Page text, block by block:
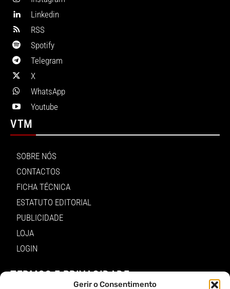
Gerir o Consentimento
Linkedin
RSS
Spotify
Telegram
X
WhatsApp
Youtube
VTM
SOBRE NÓS
CONTACTOS
FICHA TÉCNICA
ESTATUTO EDITORIAL
PUBLICIDADE
LOJA
LOGIN
TERMOS E PRIVACIDADE